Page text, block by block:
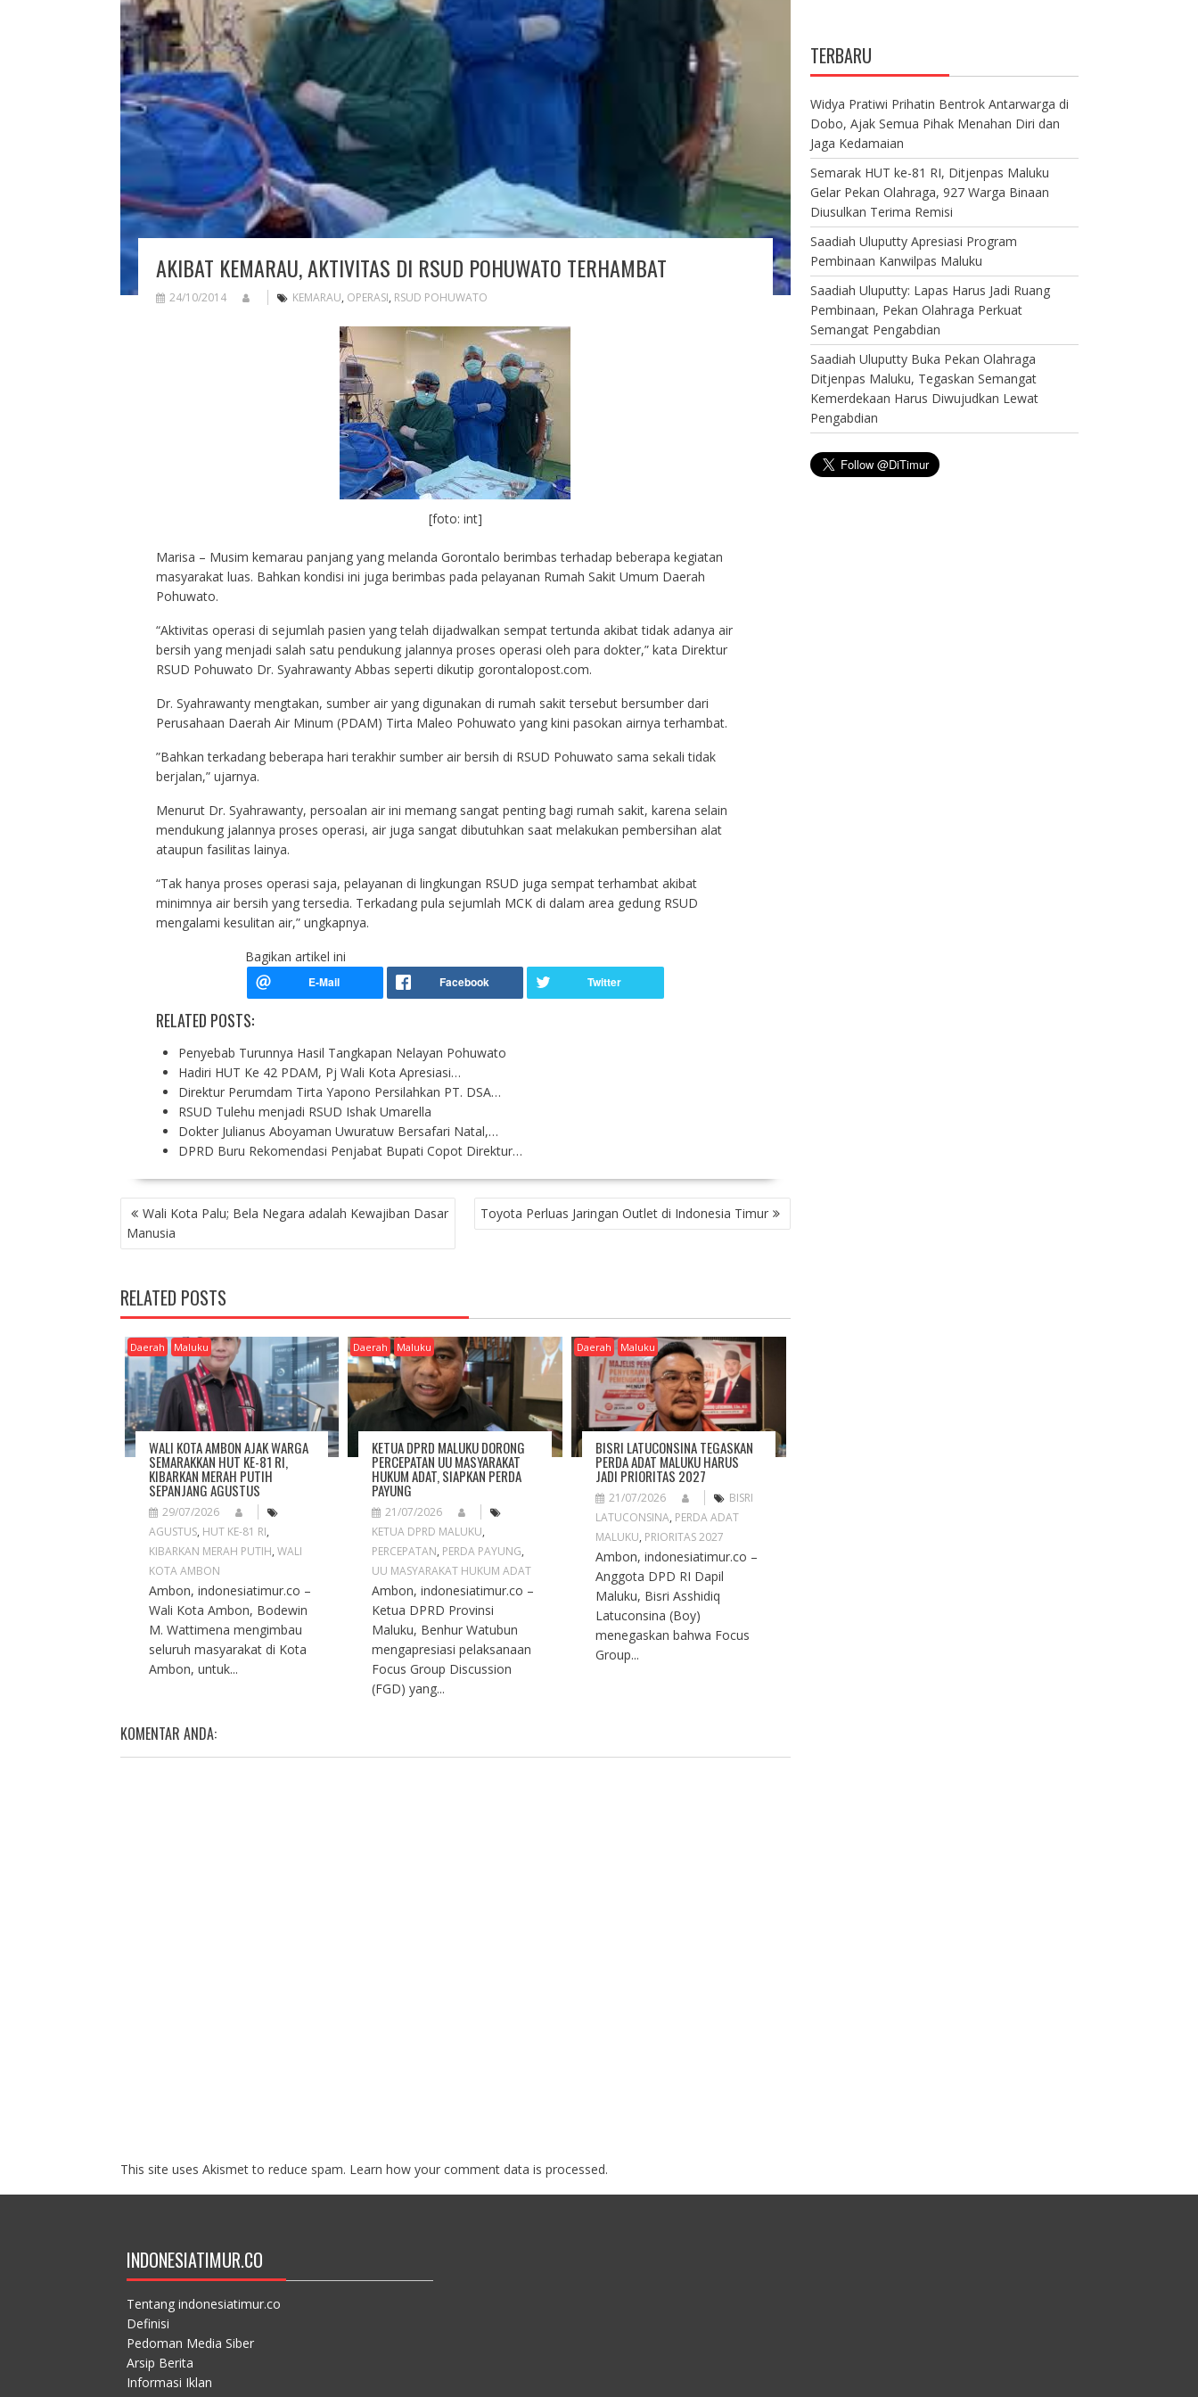
AKIBAT KEMARAU, AKTIVITAS DI RSUD POHUWATO TERHAMBAT
24/10/2014 KEMARAU, OPERASI, RSUD POHUWATO
[foto: int]
Marisa – Musim kemarau panjang yang melanda Gorontalo berimbas terhadap beberapa kegiatan
masyarakat luas. Bahkan kondisi ini juga berimbas pada pelayanan Rumah Sakit Umum Daerah
Pohuwato.
“Aktivitas operasi di sejumlah pasien yang telah dijadwalkan sempat tertunda akibat tidak adanya air
bersih yang menjadi salah satu pendukung jalannya proses operasi oleh para dokter,” kata Direktur
RSUD Pohuwato Dr. Syahrawanty Abbas seperti dikutip gorontalopost.com.
Dr. Syahrawanty mengtakan, sumber air yang digunakan di rumah sakit tersebut bersumber dari
Perusahaan Daerah Air Minum (PDAM) Tirta Maleo Pohuwato yang kini pasokan airnya terhambat.
”Bahkan terkadang beberapa hari terakhir sumber air bersih di RSUD Pohuwato sama sekali tidak
berjalan,” ujarnya.
Menurut Dr. Syahrawanty, persoalan air ini memang sangat penting bagi rumah sakit, karena selain
mendukung jalannya proses operasi, air juga sangat dibutuhkan saat melakukan pembersihan alat
ataupun fasilitas lainya.
“Tak hanya proses operasi saja, pelayanan di lingkungan RSUD juga sempat terhambat akibat
minimnya air bersih yang tersedia. Terkadang pula sejumlah MCK di dalam area gedung RSUD
mengalami kesulitan air,” ungkapnya.
Bagikan artikel ini
RELATED POSTS:
Penyebab Turunnya Hasil Tangkapan Nelayan Pohuwato
Hadiri HUT Ke 42 PDAM, Pj Wali Kota Apresiasi…
Direktur Perumdam Tirta Yapono Persilahkan PT. DSA…
RSUD Tulehu menjadi RSUD Ishak Umarella
Dokter Julianus Aboyaman Uwuratuw Bersafari Natal,…
DPRD Buru Rekomendasi Penjabat Bupati Copot Direktur…
P
O
S
N
A
V
G
A
T
O
N
Wali Kota Palu; Bela Negara adalah Kewajiban Dasar
Manusia
Toyota Perluas Jaringan Outlet di Indonesia Timur
RELATED POSTS
Daerah Maluku
WALI KOTA AMBON AJAK WARGA
SEMARAKKAN HUT KE-81 RI,
KIBARKAN MERAH PUTIH
SEPANJANG AGUSTUS
29/07/2026
AGUSTUS, HUT KE-81 RI,
KIBARKAN MERAH PUTIH, WALI
KOTA AMBON
Ambon, indonesiatimur.co –
Wali Kota Ambon, Bodewin
M. Wattimena mengimbau
seluruh masyarakat di Kota
Ambon, untuk...
Daerah Maluku
KETUA DPRD MALUKU DORONG
PERCEPATAN UU MASYARAKAT
HUKUM ADAT, SIAPKAN PERDA
PAYUNG
21/07/2026
KETUA DPRD MALUKU,
PERCEPATAN, PERDA PAYUNG,
UU MASYARAKAT HUKUM ADAT
Ambon, indonesiatimur.co –
Ketua DPRD Provinsi
Maluku, Benhur Watubun
mengapresiasi pelaksanaan
Focus Group Discussion
(FGD) yang...
Daerah Maluku
BISRI LATUCONSINA TEGASKAN
PERDA ADAT MALUKU HARUS
JADI PRIORITAS 2027
21/07/2026
BISRI
LATUCONSINA, PERDA ADAT
MALUKU, PRIORITAS 2027
Ambon, indonesiatimur.co –
Anggota DPD RI Dapil
Maluku, Bisri Asshidiq
Latuconsina (Boy)
menegaskan bahwa Focus
Group...
KOMENTAR ANDA:
This site uses Akismet to reduce spam. Learn how your comment data is processed.
TERBARU
Widya Pratiwi Prihatin Bentrok Antarwarga di
Dobo, Ajak Semua Pihak Menahan Diri dan
Jaga Kedamaian
Semarak HUT ke-81 RI, Ditjenpas Maluku
Gelar Pekan Olahraga, 927 Warga Binaan
Diusulkan Terima Remisi
Saadiah Uluputty Apresiasi Program
Pembinaan Kanwilpas Maluku
Saadiah Uluputty: Lapas Harus Jadi Ruang
Pembinaan, Pekan Olahraga Perkuat
Semangat Pengabdian
Saadiah Uluputty Buka Pekan Olahraga
Ditjenpas Maluku, Tegaskan Semangat
Kemerdekaan Harus Diwujudkan Lewat
Pengabdian
INDONESIATIMUR.CO
Tentang indonesiatimur.co
Definisi
Pedoman Media Siber
Arsip Berita
Informasi Iklan